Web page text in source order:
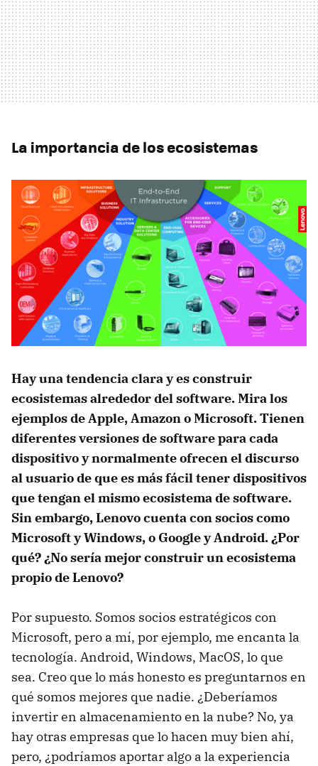
La importancia de los ecosistemas
Hay una tendencia clara y es construir
ecosistemas alrededor del software. Mira los
ejemplos de Apple, Amazon o Microsoft. Tienen
diferentes versiones de software para cada
dispositivo y normalmente ofrecen el discurso
al usuario de que es más fácil tener dispositivos
que tengan el mismo ecosistema de software.
Sin embargo, Lenovo cuenta con socios como
Microsoft y Windows, o Google y Android. ¿Por
qué? ¿No sería mejor construir un ecosistema
propio de Lenovo?
Por supuesto. Somos socios estratégicos con
Microsoft, pero a mí, por ejemplo, me encanta la
tecnología. Android, Windows, MacOS, lo que
sea. Creo que lo más honesto es preguntarnos en
qué somos mejores que nadie. ¿Deberíamos
invertir en almacenamiento en la nube? No, ya
hay otras empresas que lo hacen muy bien ahí,
pero, ¿podríamos aportar algo a la experiencia